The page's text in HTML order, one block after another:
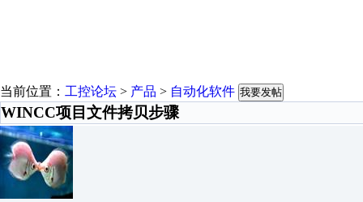
当前位置： 工控论坛 > 产品 > 自动化软件 我要发帖
WINCC项目文件拷贝步骤